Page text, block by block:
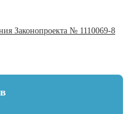
Законопроекта № 1110069-8